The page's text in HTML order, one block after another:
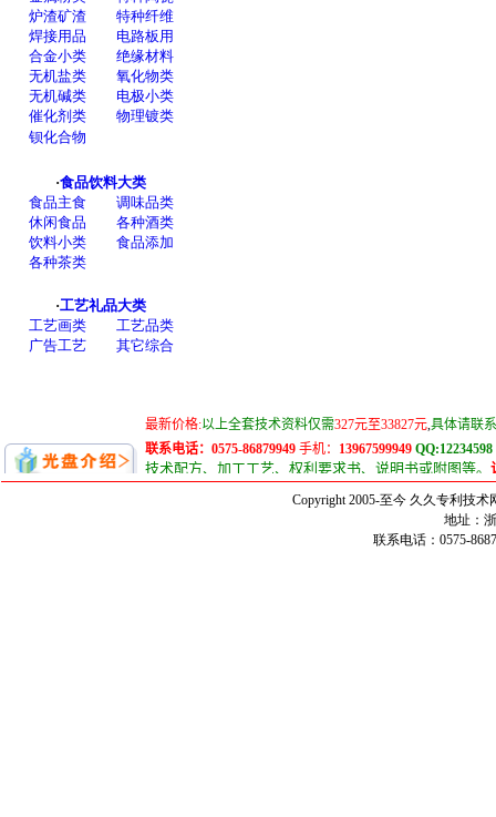
Copyright 2005-至今 久久专利技
地址：
联系电话：0575-